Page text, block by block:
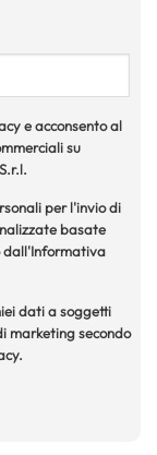
e acconsento al
su
per l'invio di
basate
dall'Informativa
dati a soggetti
marketing secondo